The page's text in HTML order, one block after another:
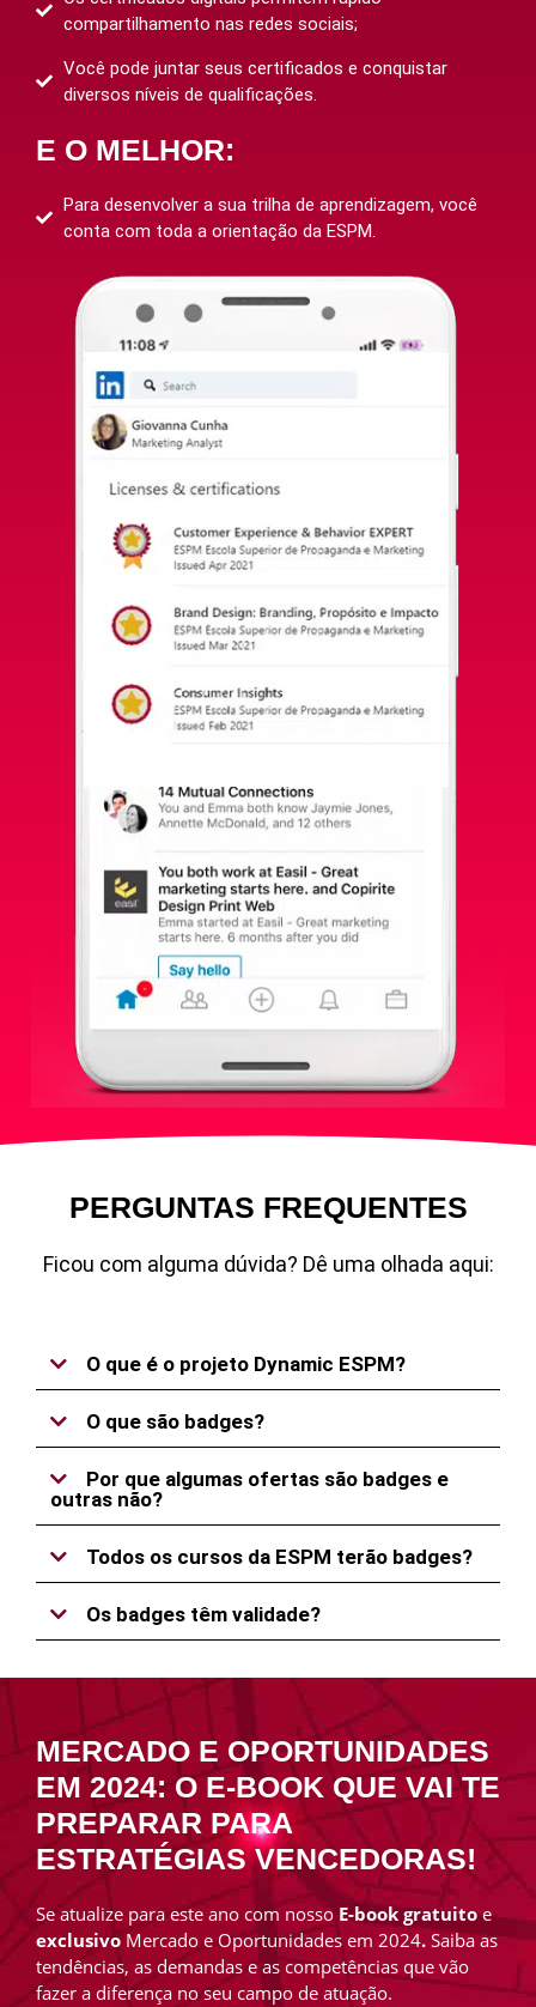
compartilhamento nas redes sociais;
Você pode juntar seus certificados e conquistar
diversos níveis de qualificações.
E O MELHOR:
Para desenvolver a sua trilha de aprendizagem, você
conta com toda a orientação da ESPM.
PERGUNTAS FREQUENTES
Ficou com alguma dúvida? Dê uma olhada aqui:
O que é o projeto Dynamic ESPM?
O que são badges?
Por que algumas ofertas são badges e
outras não?
Todos os cursos da ESPM terão badges?
Os badges têm validade?
MERCADO E OPORTUNIDADES
EM 2024: O E-BOOK QUE VAI TE
PREPARAR PARA
ESTRATÉGIAS VENCEDORAS!
Se atualize para este ano com nossoE-book gratuitoe
exclusivo Mercado e Oportunidades em 2024. Saiba as
tendências, as demandas e as competências que vão
fazer a diferença no seu campo de atuação.